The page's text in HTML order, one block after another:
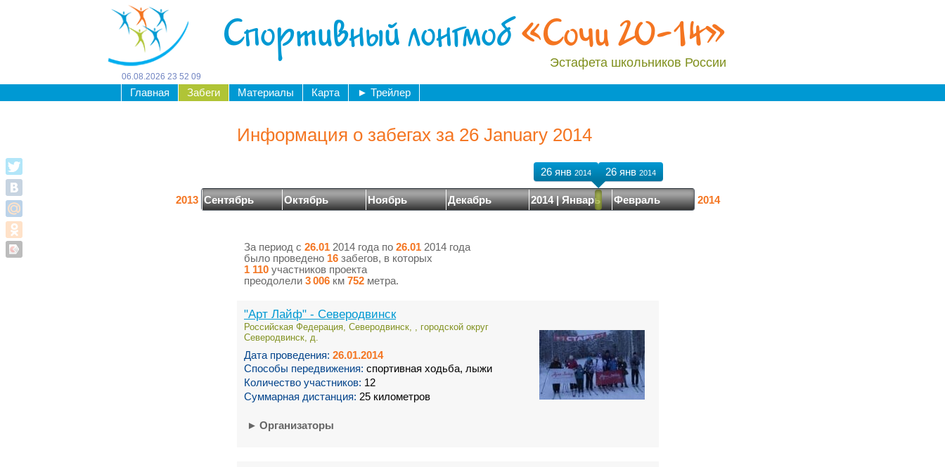
Спортивный лонгмоб«Сочи 20-14»
Эстафета школьников России
06 08 2026 23 52 10
Главная Забеги Материалы Карта ► Трейлер
Информация о забегах за 26 January 2014
2013 Сентябрь Октябрь Ноябрь Декабрь 2014 | Январь Февраль
26 янв2014 26 янв2014
2014
За период с 26.01 2014 года по 26.01 2014 года
было проведено 16 забегов, в которых
1 110 участников проекта
преодолели 3 006 км 752 метра.
"Арт Лайф" - Северодвинск
Российская Федерация, Северодвинск, , городской округ
Северодвинск, д.
Дата проведения: 26.01.2014
Способы передвижения: спортивная ходьба, лыжи
Количество участников: 12
Суммарная дистанция: 25 километров
► Организаторы